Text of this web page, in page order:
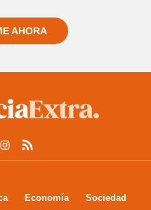
AHORA
Economía
Sociedad